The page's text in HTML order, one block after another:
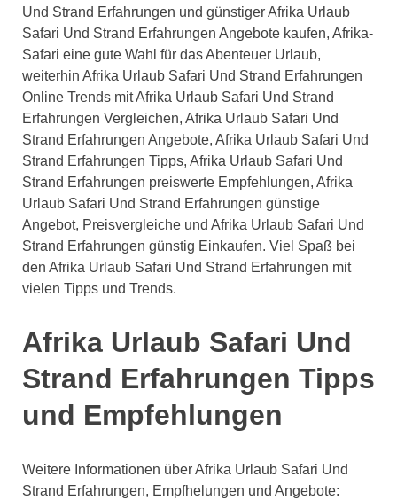
Und Strand Erfahrungen und günstiger Afrika Urlaub
Safari Und Strand Erfahrungen Angebote kaufen, Afrika-
Safari eine gute Wahl für das Abenteuer Urlaub,
weiterhin Afrika Urlaub Safari Und Strand Erfahrungen
Online Trends mit Afrika Urlaub Safari Und Strand
Erfahrungen Vergleichen, Afrika Urlaub Safari Und
Strand Erfahrungen Angebote, Afrika Urlaub Safari Und
Strand Erfahrungen Tipps, Afrika Urlaub Safari Und
Strand Erfahrungen preiswerte Empfehlungen, Afrika
Urlaub Safari Und Strand Erfahrungen günstige
Angebot, Preisvergleiche und Afrika Urlaub Safari Und
Strand Erfahrungen günstig Einkaufen. Viel Spaß bei
den Afrika Urlaub Safari Und Strand Erfahrungen mit
vielen Tipps und Trends.
Afrika Urlaub Safari Und
Strand Erfahrungen Tipps
und Empfehlungen
Weitere Informationen über Afrika Urlaub Safari Und
Strand Erfahrungen, Empfhelungen und Angebote: